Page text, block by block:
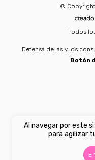
Al navegar por este
para agilizar
©
Todos
Defensa de las y los
Botón